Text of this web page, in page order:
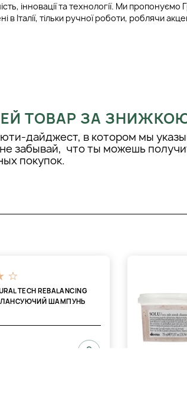
інновації та технології. Ми пропонуємо
Італії, тільки ручної роботи, роблячи
матеріалів. В останні роки успіх компанії
ринок і значно розвинути ринок за кордоном.
та практичність.
волокна повністю усуває статичну
ТОВАР ЗА
дайджест, в котором мы
забывай, что ты можешь
покупок.
TECH REBALANCING
ШАМПУНЬ